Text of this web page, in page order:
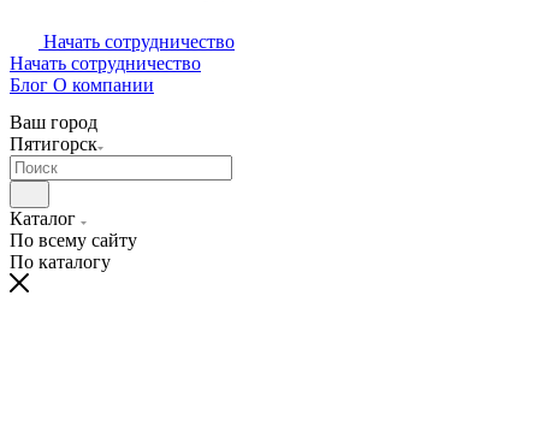
Начать сотрудничество
Начать сотрудничество
Блог О компании
Ваш город
Пятигорск
Каталог
По всему сайту
По каталогу